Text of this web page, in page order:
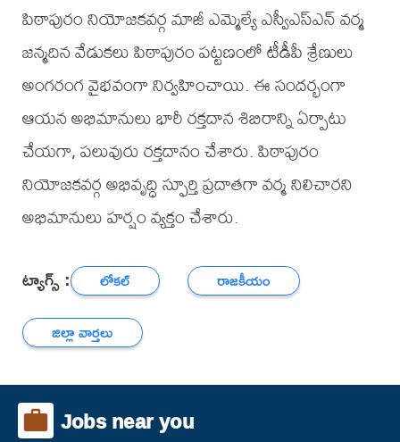
పిఠాపురం నియోజకవర్గ మాజీ ఎమ్మెల్యే ఎస్వీఎస్ఎన్ వర్మ
జన్మదిన వేడుకలు పిఠాపురం పట్టణంలో టీడీపీ శ్రేణులు
అంగరంగ వైభవంగా నిర్వహించాయి. ఈ సందర్భంగా
ఆయన అభిమానులు భారీ రక్తదాన శిబిరాన్ని ఏర్పాటు
చేయగా, పలువురు రక్తదానం చేశారు. పిఠాపురం
నియోజకవర్గ అభివృద్ధి స్ఫూర్తి ప్రదాతగా వర్మ నిలిచారని
అభిమానులు హర్షం వ్యక్తం చేశారు.
ట్యాగ్స్ : లోకల్
రాజకీయం
జిల్లా వార్తలు
Jobs near you